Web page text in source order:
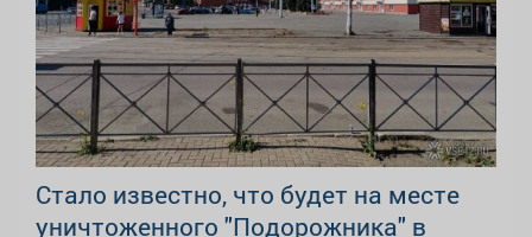
Стало известно, что будет на месте
уничтоженного "Подорожника" в